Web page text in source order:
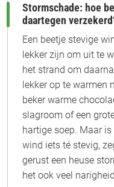
Stormschade: hoe
daartegen
Een beetje stevige
lekker zijn om uit te
het strand om
lekker op te warmen
beker warme
slagroom of een
hartige soep. Maar
wind iets té stevig,
gerust een heuse
het ook veel